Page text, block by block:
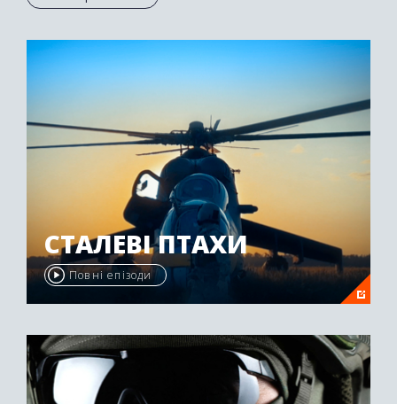
Осетії був нагороджений другою премією
СТАЛЕВІ ПТАХИ
Повні епізоди